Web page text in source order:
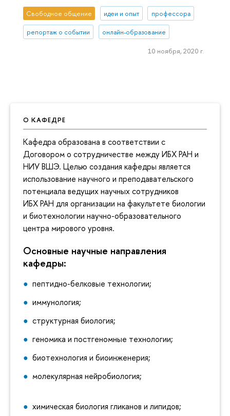
О КАФЕДРЕ
Кафедра образована в соответствии с
Договором о сотрудничестве между ИБХ РАН и
НИУ ВШЭ. Целью создания кафедры является
использование научного и преподавательского
потенциала ведущих научных сотрудников
ИБХ РАН для организации на факультете биологии
и биотехнологии научно-образовательного
центра мирового уровня.
Основные научные направления
кафедры:
пептидно-белковые технологии;
иммунология;
структурная биология;
геномика и постгеномные технологии;
биотехнология и биоинженерия;
молекулярная нейробиология;
химическая биология гликанов и липидов;
Свободное общение идеи и опыт профессора
репортаж о событии онлайн-образование
10 ноября, 2020 г.